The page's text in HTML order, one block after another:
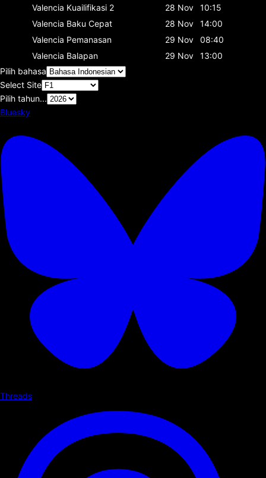
Valencia Kuailifikasi 2 28 Nov
10:15
Valencia Baku Cepat 28 Nov
14:00
Valencia Pemanasan 29 Nov
08:40
Valencia Balapan 29 Nov
13:00
Pilih bahasa
Select Site
Pilih tahun...
Bluesky
Threads